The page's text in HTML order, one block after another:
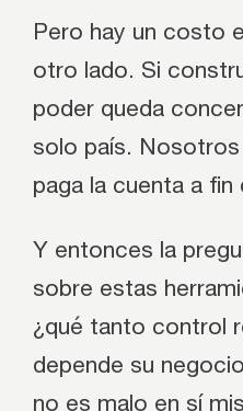
Pero hay un costo
otro lado. Si
poder queda
solo país. Nosotros
paga la cuenta a fin
Y entonces la
sobre estas
¿qué tanto control
depende su
no es malo en sí